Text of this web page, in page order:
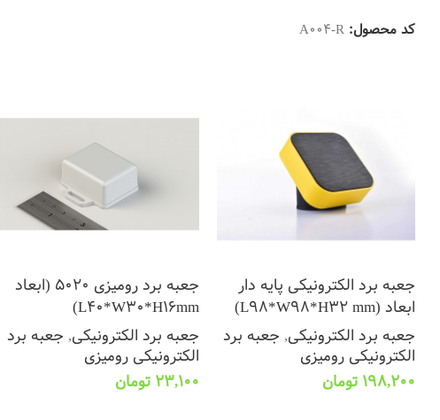
کد محصول: A004-R
جعبه برد الکترونیکی پایه دار
ابعاد (L98*W98*H32 mm)
جعبه برد الکترونیکی, جعبه برد
الکترونیکی رومیزی
198,200 تومان
جعبه برد رومیزی 5020 (ابعاد
L40*W30*H16mm)
جعبه برد الکترونیکی, جعبه برد
الکترونیکی رومیزی
23,100 تومان